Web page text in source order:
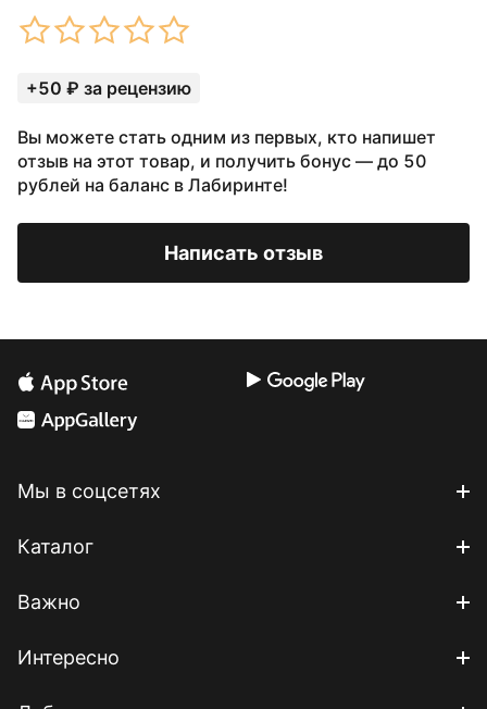
+50 ₽ за рецензию
Вы можете стать одним из первых, кто напишет
отзыв на этот товар, и получить бонус — до 50
рублей на баланс в Лабиринте!
Написать отзыв
Мы в соцсетях
Каталог
Важно
Интересно